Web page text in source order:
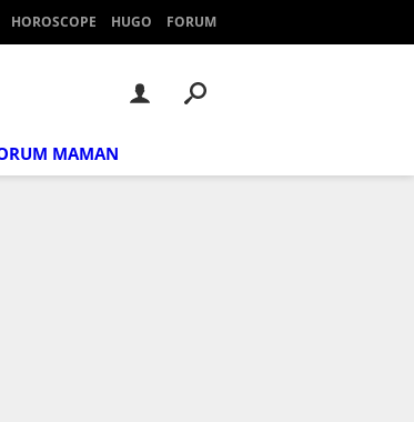
HOROSCOPE HUGO FORUM
MAMAN